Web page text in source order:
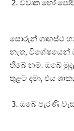
විවෘත හෝ
සොරුන් ගෘහස්ථ
නැත,
තිබේ නම්. ඔබේ
තුළට දමා, එය
ඔබේ පැරණි